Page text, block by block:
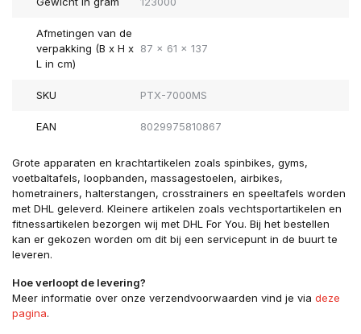
Afmetingen van de
verpakking (B x H x
L in cm)
87 x 61 x 137
SKU PTX-7000MS
EAN 8029975810867
Grote apparaten en krachtartikelen zoals spinbikes, gyms,
voetbaltafels, loopbanden, massagestoelen, airbikes,
hometrainers, halterstangen, crosstrainers en speeltafels worden
met DHL geleverd. Kleinere artikelen zoals vechtsportartikelen en
fitnessartikelen bezorgen wij met DHL For You. Bij het bestellen
kan er gekozen worden om dit bij een servicepunt in de buurt te
leveren.
Hoe verloopt de levering?
Meer informatie over onze verzendvoorwaarden vind je via deze
pagina.